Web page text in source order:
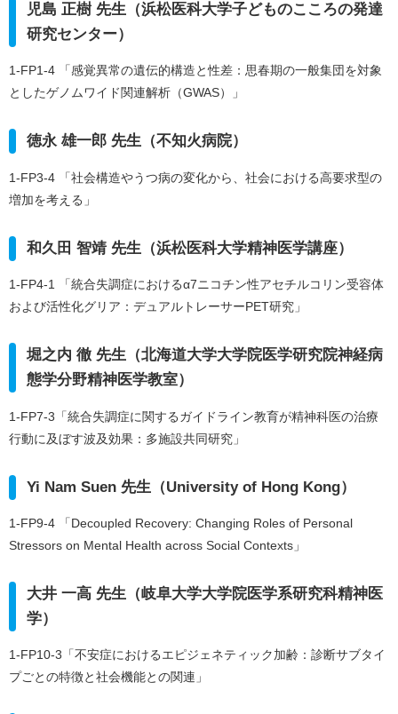
児島 正樹 先生（浜松医科大学子どものこころの発達
研究センター）
1-FP1-4 「感覚異常の遺伝的構造と性差：思春期の一般集団を対象
としたゲノムワイド関連解析（GWAS）」
徳永 雄一郎 先生（不知火病院）
1-FP3-4 「社会構造やうつ病の変化から、社会における高要求型の
増加を考える」
和久田 智靖 先生（浜松医科大学精神医学講座）
1-FP4-1 「統合失調症におけるα7ニコチン性アセチルコリン受容体
および活性化グリア：デュアルトレーサーPET研究」
堀之内 徹 先生（北海道大学大学院医学研究院神経病
態学分野精神医学教室）
1-FP7-3「統合失調症に関するガイドライン教育が精神科医の治療
行動に及ぼす波及効果：多施設共同研究」
Yi Nam Suen 先生（University of Hong Kong）
1-FP9-4 「Decoupled Recovery: Changing Roles of Personal
Stressors on Mental Health across Social Contexts」
大井 一高 先生（岐阜大学大学院医学系研究科精神医
学）
1-FP10-3「不安症におけるエピジェネティック加齢：診断サブタイ
プごとの特徴と社会機能との関連」